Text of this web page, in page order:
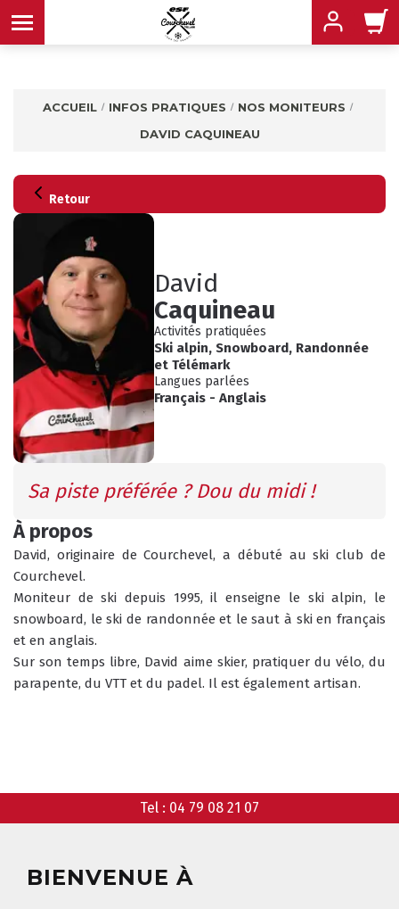
INFOS PRATIQUES
DU BUREAU ESF
MENU
CONSEILS
QUEL EST MON NIVEAU ?
MENU
ANIMATIONS
MENU
RÉSERVER
MENU
COURS COLLECTIFS
RÉSERVER
MENU
COURS PRIVÉS
RÉSERVER
ACCUEIL INFOS PRATIQUES
NOS MONITEURS
DAVID CAQUINEAU
Retour
David
Caquineau
Activités pratiquées
Ski alpin, Snowboard, Randonnée
et Télémark
Langues parlées
Français - Anglais
Sa piste préférée ? Dou du midi !
À propos
David, originaire de Courchevel, a débuté au ski club de
Courchevel.
Moniteur de ski depuis 1995, il enseigne le ski alpin, le
snowboard, le ski de randonnée et le saut à ski en français
et en anglais.
Sur son temps libre, David aime skier, pratiquer du vélo, du
parapente, du VTT et du padel. Il est également artisan.
Tel : 04 79 08 21 07
BIENVENUE À